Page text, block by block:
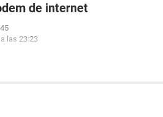
de internet
las 23:23